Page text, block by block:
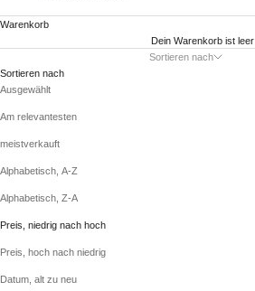
Warenkorb
Dein Warenkorb ist leer
Sortieren nach
Sortieren nach
Ausgewählt
Am relevantesten
meistverkauft
Alphabetisch, A-Z
Alphabetisch, Z-A
Preis, niedrig nach hoch
Preis, hoch nach niedrig
Datum, alt zu neu